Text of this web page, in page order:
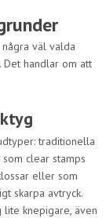
väl valda
handlar om att
traditionella
clear stamps
eller som
skarpa avtryck.
knepigare, även